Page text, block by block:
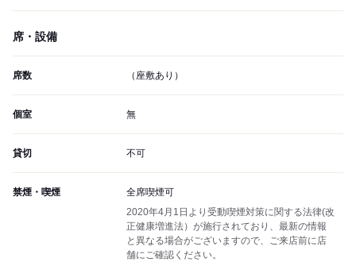
席・設備
席数 （座敷あり）
個室 無
貸切 不可
禁煙・喫煙
全席喫煙可
2020年4月1日より受動喫煙対策に関する法律(改
正健康増進法）が施行されており、最新の情報
と異なる場合がございますので、ご来店前に店
舗にご確認ください。